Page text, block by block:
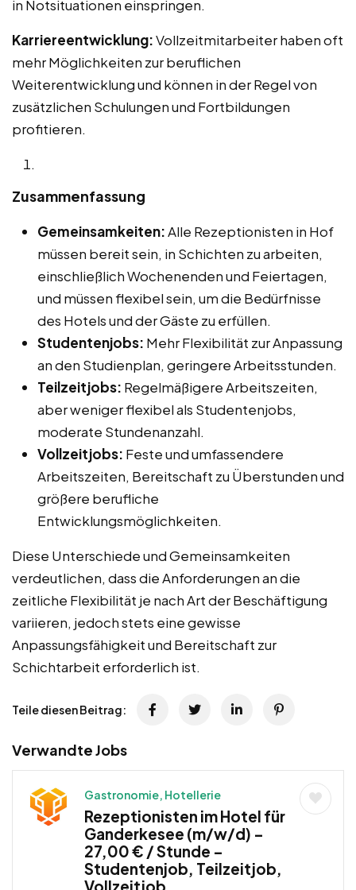
in Notsituationen einspringen.
Karriereentwicklung:Vollzeitmitarbeiter haben oft
mehr Möglichkeiten zur beruflichen
Weiterentwicklung und können in der Regel von
zusätzlichen Schulungen und Fortbildungen
profitieren.
Zusammenfassung
Gemeinsamkeiten:Alle Rezeptionisten in Hof
müssen bereit sein, in Schichten zu arbeiten,
einschließlich Wochenenden und Feiertagen,
und müssen flexibel sein, um die Bedürfnisse
des Hotels und der Gäste zu erfüllen.
Studentenjobs: Mehr Flexibilität zur Anpassung
an den Studienplan, geringere Arbeitsstunden.
Teilzeitjobs: Regelmäßigere Arbeitszeiten,
aber weniger flexibel als Studentenjobs,
moderate Stundenanzahl.
Vollzeitjobs: Feste und umfassendere
Arbeitszeiten, Bereitschaft zu Überstunden und
größere berufliche
Entwicklungsmöglichkeiten.
Diese Unterschiede und Gemeinsamkeiten
verdeutlichen, dass die Anforderungen an die
zeitliche Flexibilität je nach Art der Beschäftigung
variieren, jedoch stets eine gewisse
Anpassungsfähigkeit und Bereitschaft zur
Schichtarbeit erforderlich ist.
Teile diesen Beitrag:
Verwandte Jobs
Gastronomie, Hotellerie
Rezeptionisten im Hotel für
Ganderkesee (m/w/d) –
27,00 € / Stunde –
Studentenjob, Teilzeitjob,
Vollzeitjob